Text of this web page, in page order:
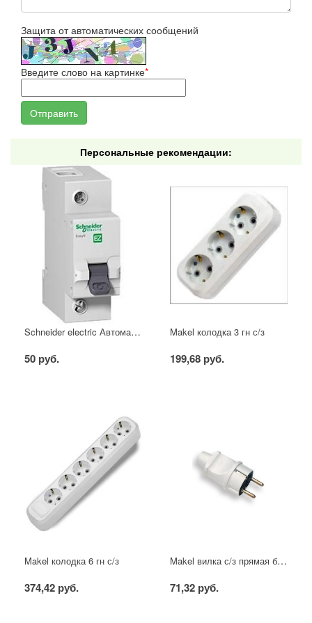
Защита от автоматических сообщений
Введите слово на картинке*
Персональные рекомендации:
Schneider electric Автоматический выключатель 1/40А
50 руб.
Makel колодка 3 гн с/з
199,68 руб.
Makel колодка 6 гн с/з
374,42 руб.
Makel вилка с/з прямая белая
71,32 руб.